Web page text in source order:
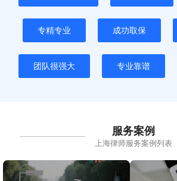
专精专业 成功取保
团队很强大 专业靠谱
服务案例
上海律师服务案例列表